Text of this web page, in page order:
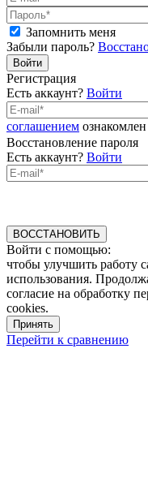
Запомнить меня
Забыли пароль?
Войти
Регистрация
Есть аккаунт? Войти
соглашением ознакомлен
Восстановление пароля
Есть аккаунт? Войти
ВОССТАНОВИТЬ
Войти с помощью:
чтобы улучшить работу
использования.
согласие на обработку
cookies.
Принять
Перейти к сравнению